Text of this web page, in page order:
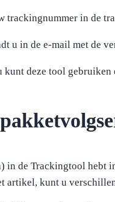
trackingnummer in de
u in de e-mail met de
deze tool gebruiken
in de Trackingtool
artikel, kunt u